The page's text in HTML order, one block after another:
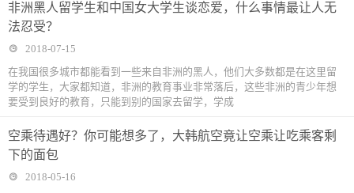
非洲黑人留学生和中国女大学生谈恋爱，什么事情最让人无
法忍受？
2018-07-15
在我国很多城市都能看到一些来自非洲的黑人，他们大多数都是在这里留
学的学生，大家都知道，非洲的教育事业非常落后，这些非洲的青少年想
要受到良好的教育，只能到别的国家去留学，学成
空乘待遇好？你可能想多了，大韩航空竟让空乘让吃乘客剩
下的面包
2018-05-16